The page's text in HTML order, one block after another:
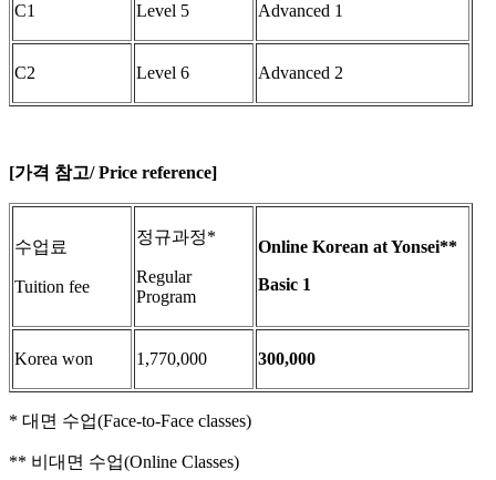
C1 Level 5 Advanced 1
C2 Level 6 Advanced 2
[가격 참고/ Price reference]
수업료
Tuition fee
정규과정*
Regular
Program
Online Korean at Yonsei**
Basic 1
Korea won 1,770,000 300,000
* 대면 수업(Face-to-Face classes)
** 비대면 수업(Online Classes)